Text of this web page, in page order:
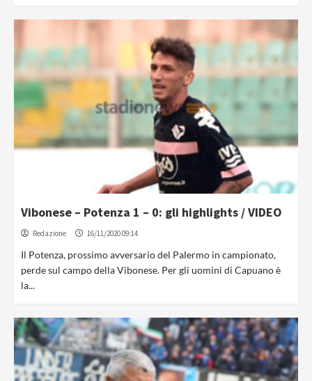
Vibonese – Potenza 1 – 0: gli highlights / VIDEO
Redazione 16/11/2020 09:14
Il Potenza, prossimo avversario del Palermo in campionato,
perde sul campo della Vibonese. Per gli uomini di Capuano è
la...